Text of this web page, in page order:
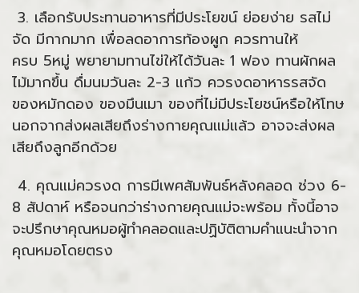
3. เลือกรับประทานอาหารที่มีประโยขน์ ย่อยง่าย รสไม่
จัด มีกากมาก เพื่อลดอาการท้องผูก ควรทานให้
ครบ 5หมู่ พยายามทานไข่ให้ได้วันละ 1 ฟอง ทานผักผล
ไม้มากขึ้น ดื่มนมวันละ 2-3 แก้ว ควรงดอาหารรสจัด
ของหมักดอง ของมึนเมา ของที่ไม่มีประโยชน์หรือให้โทษ
นอกจากส่งผลเสียถึงร่างกายคุณแม่แล้ว อาจจะส่งผล
เสียถึงลูกอีกด้วย
4. คุณแม่ควรงด การมีเพศสัมพันธ์หลังคลอด ช่วง 6-
8 สัปดาห์ หรือจนกว่าร่างกายคุณแม่จะพร้อม ทั้งนี้อาจ
จะปรึกษาคุณหมอผู้ทำคลอดและปฏิบัติตามคำแนะนำจาก
คุณหมอโดยตรง